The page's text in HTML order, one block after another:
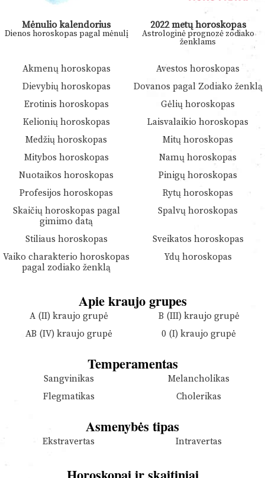
Mėnulio kalendorius
Dienos horoskopas pagal mėnulį
2022 metų horoskopas
Astrologinė prognozė zodiako
ženklams
Akmenų horoskopas
Avestos horoskopas
Dievybių horoskopas
Dovanos pagal Zodiako ženklą
Erotinis horoskopas
Gėlių horoskopas
Kelionių horoskopas
Laisvalaikio horoskopas
Medžių horoskopas
Mitų horoskopas
Mitybos horoskopas
Namų horoskopas
Nuotaikos horoskopas
Pinigų horoskopas
Profesijos horoskopas
Rytų horoskopas
Skaičių horoskopas pagal
gimimo datą
Spalvų horoskopas
Stiliaus horoskopas
Sveikatos horoskopas
Vaiko charakterio horoskopas
pagal zodiako ženklą
Ydų horoskopas
Apie kraujo grupes
A (II) kraujo grupė
B (III) kraujo grupė
AB (IV) kraujo grupė
0 (I) kraujo grupė
Temperamentas
Sangvinikas
Melancholikas
Flegmatikas
Cholerikas
Asmenybės tipas
Ekstravertas Intravertas